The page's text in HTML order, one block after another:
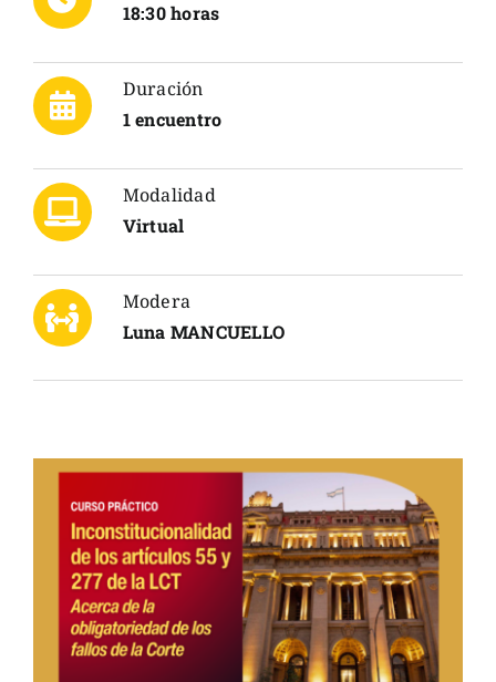
18:30 horas
Duración
1 encuentro
Modalidad
Virtual
Modera
Luna MANCUELLO